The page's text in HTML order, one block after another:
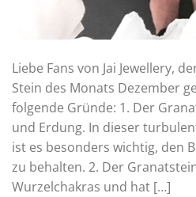
Liebe Fans von Jai Jewellery,
Stein des Monats Dezember
folgende Gründe: 1. Der
und Erdung. In dieser
ist es besonders wichtig, den
zu behalten. 2. Der
Wurzelchakras und hat […]